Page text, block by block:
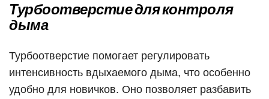
Турбоотверстие для контроля
дыма
Турбоотверстие помогает регулировать
интенсивность вдыхаемого дыма, что особенно
удобно для новичков. Оно позволяет разбавить